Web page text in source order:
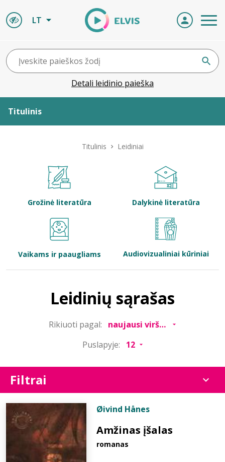
LT
Detali leidinio paieška
Titulinis
Bibliotekoms
Titulinis Leidiniai
Grožinė literatūra Dalykinė literatūra
Vaikams ir paaugliams Audiovizualiniai kūriniai
Leidinių sąrašas
Rikiuoti pagal:
Puslapyje:
Filtrai
Øivind Hånes
Amžinas įšalas
romanas